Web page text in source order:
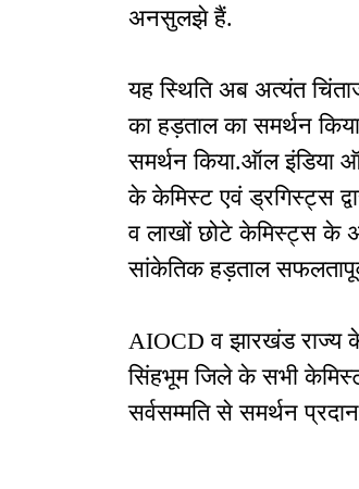
अनसुलझे हैं.
यह स्थिति अब अत्यंत
का हड़ताल का समर्थन
समर्थन किया.ऑल इंडिया
के केमिस्ट एवं ड्रगिस्ट्स
व लाखों छोटे केमिस्ट्स के
सांकेतिक हड़ताल
AIOCD व झारखंड राज्य
सिंहभूम जिले के सभी
सर्वसम्मति से समर्थन